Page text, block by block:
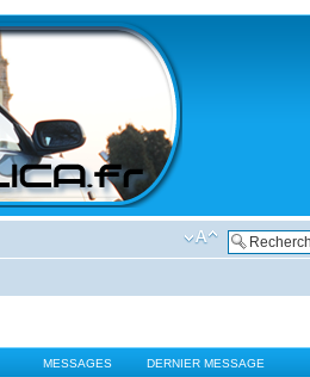
MESSAGES DERNIER MESSAGE